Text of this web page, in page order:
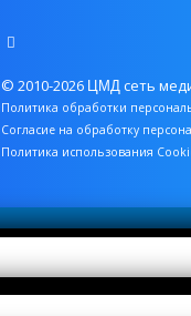
© 2010-2026 ЦМД сеть
Политика обработки
Согласие на обработку
Политика использования